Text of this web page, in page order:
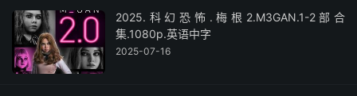
2025.科幻恐怖.梅根2.M3GAN.1-2部合
集.1080p.英语中字
2025-07-16